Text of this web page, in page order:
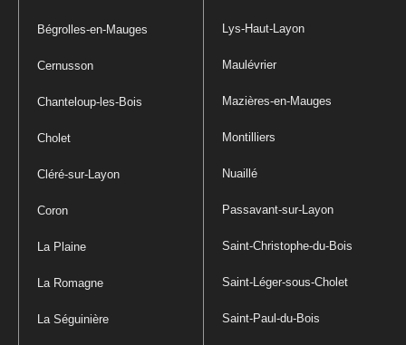
Bégrolles-en-Mauges
Cernusson
Chanteloup-les-Bois
Cholet
Cléré-sur-Layon
Coron
La Plaine
La Romagne
La Séguinière
Lys-Haut-Layon
Maulévrier
Mazières-en-Mauges
Montilliers
Nuaillé
Passavant-sur-Layon
Saint-Christophe-du-Bois
Saint-Léger-sous-Cholet
Saint-Paul-du-Bois